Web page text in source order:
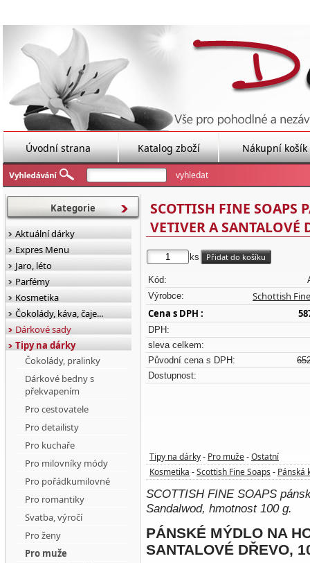
Úvodní strana Katalog zboží Nákupní košík
SCOTTISH FINE SOAPS
VETIVER A SANTALOVÉ
ks
Kód:
Výrobce:
Schottish
Cena s DPH :
DPH:
sleva celkem:
Původní cena s DPH:
Dostupnost:
Tipy na dárky - Pro muže - Ostatní
Kosmetika - Scottish Fine Soaps - Pánská
SCOTTISH FINE SOAPS
Sandalwod, hmotnost 100 g.
PÁNSKÉ MÝDLO NA
SANTALOVÉ DŘEVO,
Kategorie
Aktuální dárky
Expres Menu
Jaro, léto
Parfémy
Kosmetika
Čokolády, káva, čaje...
Dárkové sady
Tipy na dárky
Čokolády, pralinky
Dárkové bedny s
překvapením
Pro cestovatele
Pro detailisty
Pro kuchaře
Pro milovníky módy
Pro pořádkumilovné
Pro romantiky
Svatba, výročí
Pro ženy
Pro muže